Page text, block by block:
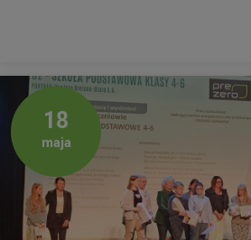
18
maja